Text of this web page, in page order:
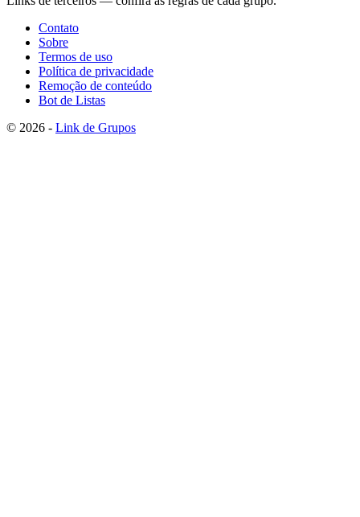
Contato
Sobre
Termos de uso
Política de privacidade
Remoção de conteúdo
Bot de Listas
© 2026 - Link de Grupos